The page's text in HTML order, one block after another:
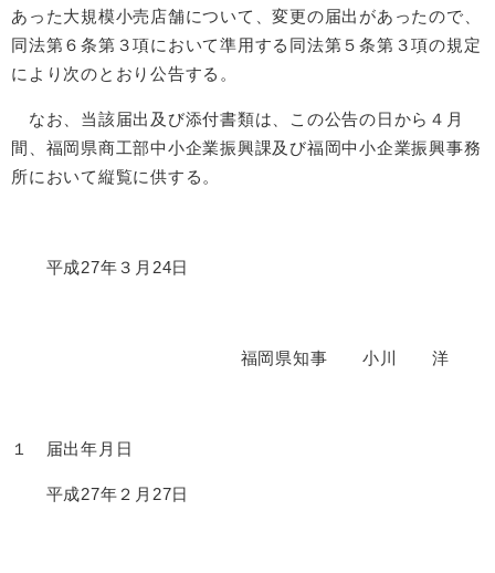
あった大規模小売店舗について、変更の届出があったので、
同法第６条第３項において準用する同法第５条第３項の規定
により次のとおり公告する。
なお、当該届出及び添付書類は、この公告の日から４月
間、福岡県商工部中小企業振興課及び福岡中小企業振興事務
所において縦覧に供する。
平成27年３月24日
福岡県知事 小川 洋
１ 届出年月日
平成27年２月27日